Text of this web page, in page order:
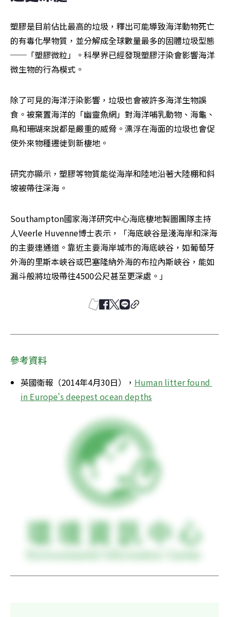
塑膠是目前佔比最高的垃圾，釋出可能導致海洋動物死亡
的有毒化學物質，並分解成全球數量最多的固體垃圾型態
──「塑膠微粒」。科學界已經發現塑膠汙染會影響海洋
微生物的行為模式。
除了可見的海洋汙染影響，垃圾也會被許多海洋生物誤
食。被棄置海洋的「幽靈魚網」對海洋哺乳動物、海龜、
鳥和珊瑚來說都是嚴重的威脅。漂浮在海面的垃圾也會促
使外來物種遷徙到新棲地。
研究亦顯示，塑膠等物質能從海岸和陸地沿著大陸棚和斜
坡被帶往深海。
Southampton國家海洋研究中心海底棲地製圖團隊主持
人Veerle Huvenne博士表示，「海底峽谷是淺海岸和深海
的主要連通道。靠近主要海岸城市的海底峽谷，如葡萄牙
外海的里斯本峽谷或巴塞隆納外海的布拉內斯峽谷，能如
漏斗般將垃圾帶往4500公尺甚至更深處。」
參考資料
英國衛報（2014年4月30日）， Human litter found
in Europe's deepest ocean depths